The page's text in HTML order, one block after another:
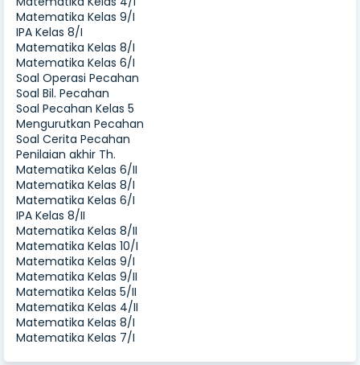
Matematika Kelas 9/I
IPA Kelas 8/I
Matematika Kelas 8/I
Matematika Kelas 6/I
Soal Operasi Pecahan
Soal Bil. Pecahan
Soal Pecahan Kelas 5
Mengurutkan Pecahan
Soal Cerita Pecahan
Penilaian akhir Th.
Matematika Kelas 6/II
Matematika Kelas 8/I
Matematika Kelas 6/I
IPA Kelas 8/II
Matematika Kelas 8/II
Matematika Kelas 10/I
Matematika Kelas 9/I
Matematika Kelas 9/II
Matematika Kelas 5/II
Matematika Kelas 4/II
Matematika Kelas 8/I
Matematika Kelas 7/I